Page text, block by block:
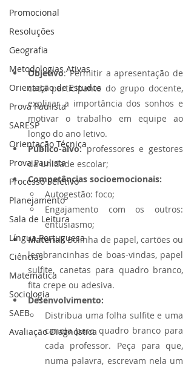
Promocional
Resoluções
Geografia
Metodologias Ativas
Orientação de Estudos
Prova Paulista
SARESP
Orientação Técnica
Prova Paulista
Processo Seletivo
Planejamento
Sala de Leitura
Língua Portuguesa
Ciências
Matemática
Sociologia
SAEB
Avaliação Diagnóstica
Objetivo: Permitir a apresentação de
cada participante do grupo docente,
explicar a importância dos sonhos e
motivar o trabalho em equipe ao
longo do ano letivo.
Público-alvo: professores e gestores
da unidade escolar;
Competências socioemocionais:
Autogestão: foco;
Engajamento com os outros:
entusiasmo;
Material: Bolinha de papel, cartões ou
lembrancinhas de boas-vindas, papel
sulfite, canetas para quadro branco,
fita crepe ou adesiva.
Desenvolvimento:
Distribua uma folha sulfite e uma
caneta para quadro branco para
cada professor. Peça para que,
numa palavra, escrevam nela um